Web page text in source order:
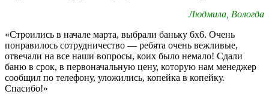
Людмила, Вологда
«Строились в начале марта, выбрали баньку 6х6. Очень
понравилось сотрудничество — ребята очень вежливые,
отвечали на все наши вопросы, коих было немало! Сдали
баню в срок, в первоначальную цену, которую нам менеджер
сообщил по телефону, уложились, копейка в копейку.
Спасибо!»